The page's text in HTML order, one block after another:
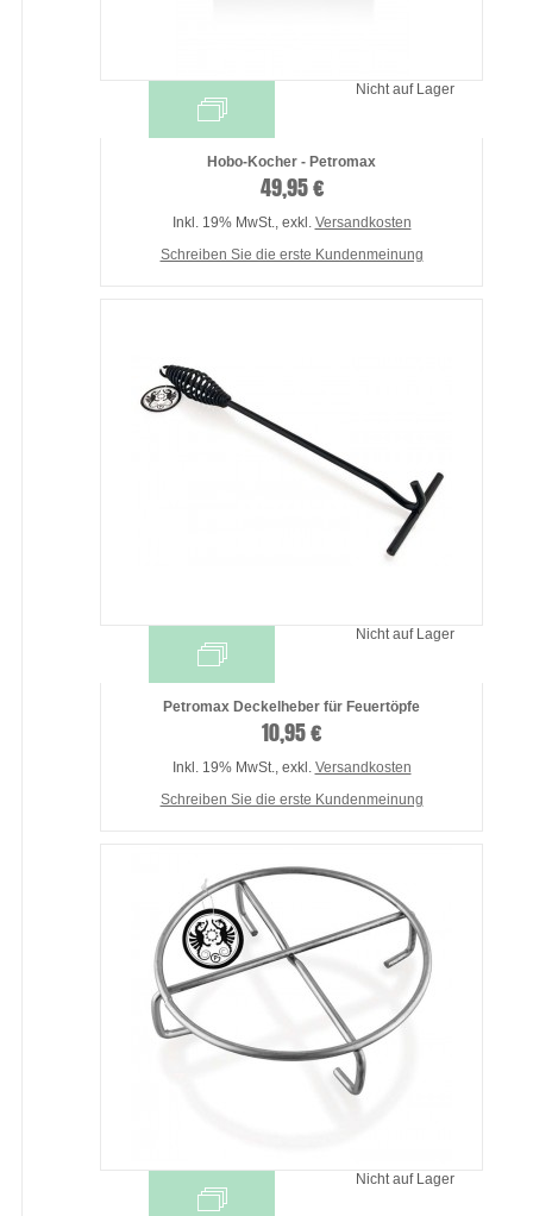
Nicht auf Lager
Hobo-Kocher - Petromax
49,95 €
Inkl. 19% MwSt., exkl. Versandkosten
Schreiben Sie die erste Kundenmeinung
Nicht auf Lager
Petromax Deckelheber für Feuertöpfe
10,95 €
Inkl. 19% MwSt., exkl. Versandkosten
Schreiben Sie die erste Kundenmeinung
Nicht auf Lager